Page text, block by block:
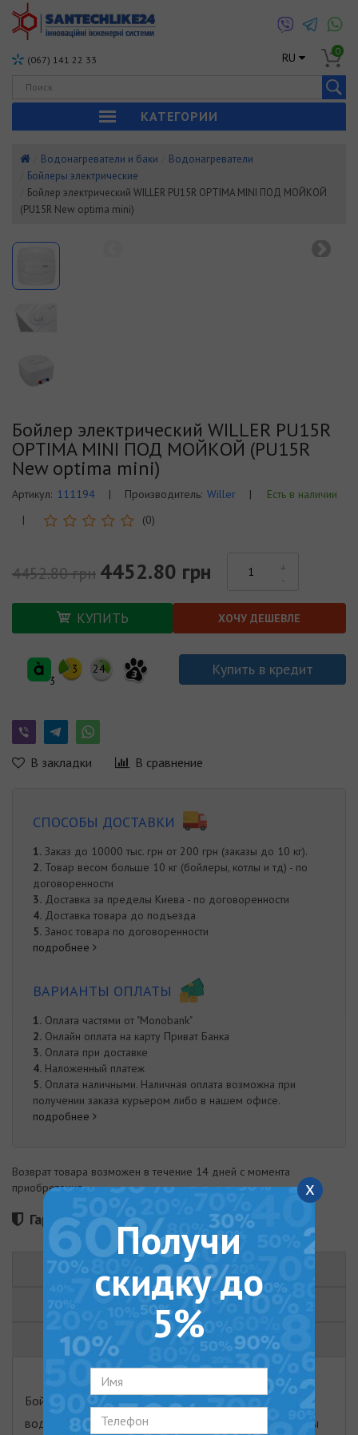
(067) 141 22 33 RU 0
КАТЕГОРИИ
Водонагреватели и баки
Водонагреватели
Бойлеры электрические
Бойлер электрический WILLER PU15R OPTIMA MINI ПОД МОЙКОЙ
(PU15R New optima mini)
Бойлер электрический WILLER PU15R
OPTIMA MINI ПОД МОЙКОЙ (PU15R
New optima mini)
Артикул: 111194 | Производитель: Willer |
Есть в наличии
|
(0)
4452.80 грн 4452.80 грн
КУПИТЬ ХОЧУ ДЕШЕВЛЕ
3
3 24 3 Купить в кредит
В закладки В сравнение
СПОСОБЫ ДОСТАВКИ
1. Заказ до 10000 тыс. грн от 200 грн (заказы до 10 кг).
2. Товар весом больше 10 кг (бойлеры, котлы и тд) - по
договоренности
3. Доставка за пределы Киева - по договоренности
4. Доставка товара до подъезда
5. Занос товара по договоренности
подробнее
ВАРИАНТЫ ОПЛАТЫ
1. Оплата частями от "Monobank"
2. Онлайн оплата на карту Приват Банка
3. Оплата при доставке
4. Наложенный платеж
5. Оплата наличными. Наличная оплата возможна при
получении заказа курьером либо в нашем офисе.
подробнее
Возврат товара возможен в течение 14 дней с момента
приобретения
Гарантия 60 месяцев
ОПИСАНИЕ
ХАРАКТЕРИСТИКИ
ОТЗЫВЫ (0)
Бойлеры Willer серии Optima mini: компактные
водонагреватели цилиндрической формы. Оснащены
x
Получи
скидку до
5%